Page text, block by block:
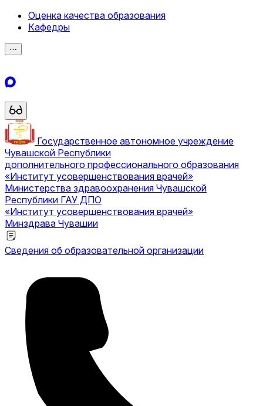
Оценка качества образования
Кафедры
⋯
Государственное автономное учреждение
Чувашской Республики
дополнительного профессионального образования
«Институт усовершенствования врачей»
Министерства здравоохранения Чувашской
Республики ГАУ ДПО
«Институт усовершенствования врачей»
Минздрава Чувашии
Сведения об образовательной организации